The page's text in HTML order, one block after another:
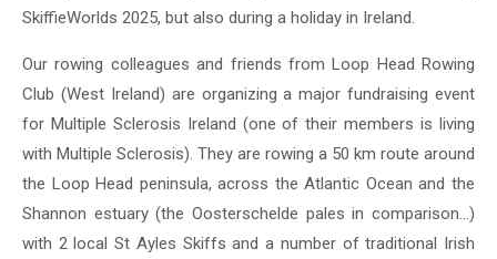
SkiffieWorlds 2025, but also during a holiday in Ireland.
Our rowing colleagues and friends from Loop Head Rowing
Club (West Ireland) are organizing a major fundraising event
for Multiple Sclerosis Ireland (one of their members is living
with Multiple Sclerosis). They are rowing a 50 km route around
the Loop Head peninsula, across the Atlantic Ocean and the
Shannon estuary (the Oosterschelde pales in comparison...)
with 2 local St Ayles Skiffs and a number of traditional Irish